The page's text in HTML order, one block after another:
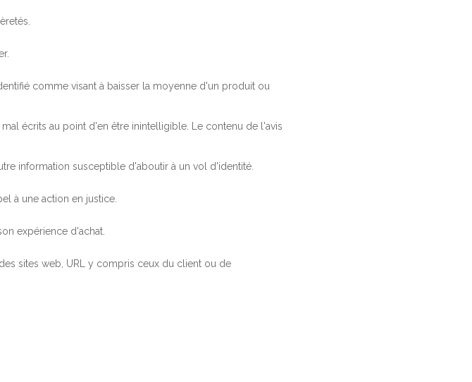
comme visant à baisser la moyenne d'un produit ou
écrits au point d'en être inintelligible. Le contenu de l'avis
information susceptible d'aboutir à un vol d'identité.
à une action en justice.
expérience d'achat.
sites web, URL y compris ceux du client ou de